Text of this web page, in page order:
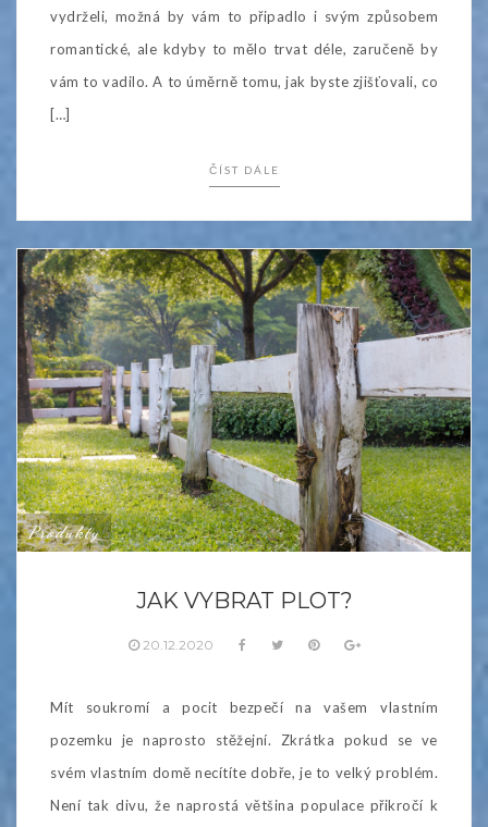
vydrželi, možná by vám to připadlo i svým způsobem
romantické, ale kdyby to mělo trvat déle, zaručeně by
vám to vadilo. A to úměrně tomu, jak byste zjišťovali, co
[…]
ČÍST DÁLE
Produkty
JAK VYBRAT PLOT?
20.12.2020
Mít soukromí a pocit bezpečí na vašem vlastním
pozemku je naprosto stěžejní. Zkrátka pokud se ve
svém vlastním domě necítíte dobře, je to velký problém.
Není tak divu, že naprostá většina populace přikročí k